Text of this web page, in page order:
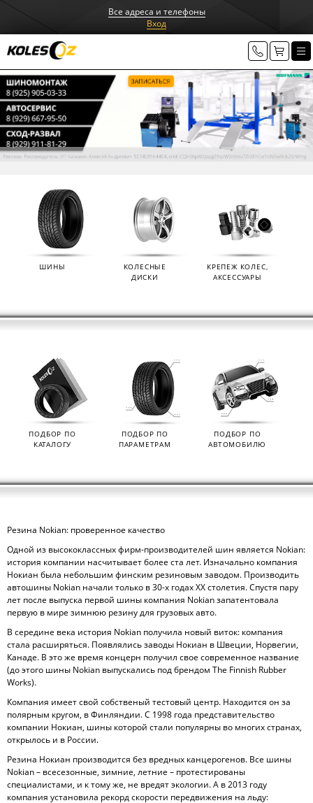
Все адреса и телефоны
Вход
ШИНЫ
КОЛЕСНЫЕ
ДИСКИ
КРЕПЕЖ КОЛЕС,
АКСЕССУАРЫ
ПОДБОР ПО
КАТАЛОГУ
ПОДБОР ПО
ПАРАМЕТРАМ
ПОДБОР ПО
АВТОМОБИЛЮ
Резина Nokian: проверенное качество
Одной из высококлассных фирм-производителей шин является Nokian:
история компании насчитывает более ста лет. Изначально компания
Нокиан была небольшим финским резиновым заводом. Производить
автошины Nokian начали только в 30-х годах ХХ столетия. Спустя пару
лет после выпуска первой шины компания Nokian запатентовала
первую в мире зимнюю резину для грузовых авто.
В середине века история Nokian получила новый виток: компания
стала расширяться. Появлялись заводы Нокиан в Швеции, Норвегии,
Канаде. В это же время концерн получил свое современное название
(до этого шины Nokian выпускались под брендом The Finnish Rubber
Works).
Компания имеет свой собственый тестовый центр. Находится он за
полярным кругом, в Финляндии. С 1998 года представительство
компании Нокиан, шины которой стали популярны во многих странах,
открылось и в России.
Резина Нокиан производится без вредных канцерогенов. Все шины
Nokian – всесезонные, зимние, летние – протестированы
специалистами, и к тому же, не вредят экологии. А в 2013 году
компания установила рекорд скорости передвижения на льду: